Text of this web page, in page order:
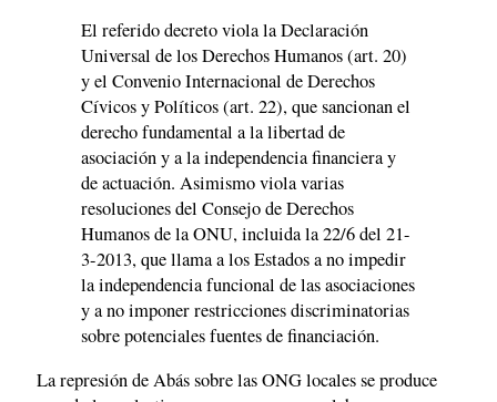
El referido decreto viola la Declaración
Universal de los Derechos Humanos (art. 20)
y el Convenio Internacional de Derechos
Cívicos y Políticos (art. 22), que sancionan el
derecho fundamental a la libertad de
asociación y a la independencia financiera y
de actuación. Asimismo viola varias
resoluciones del Consejo de Derechos
Humanos de la ONU, incluida la 22/6 del 21-
3-2013, que llama a los Estados a no impedir
la independencia funcional de las asociaciones
y a no imponer restricciones discriminatorias
sobre potenciales fuentes de financiación.
La represión de Abás sobre las ONG locales se produce